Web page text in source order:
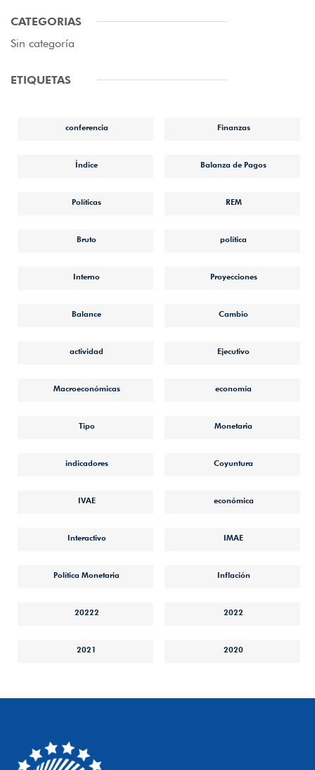
CATEGORIAS
Sin categoría
ETIQUETAS
conferencia Finanzas
Índice Balanza de Pagos
Políticas REM
Bruto política
Interno Proyecciones
Balance Cambio
actividad Ejecutivo
Macroeconómicas economía
Tipo Monetaria
indicadores Coyuntura
IVAE económica
Interactivo IMAE
Política Monetaria Inflación
20222 2022
2021 2020